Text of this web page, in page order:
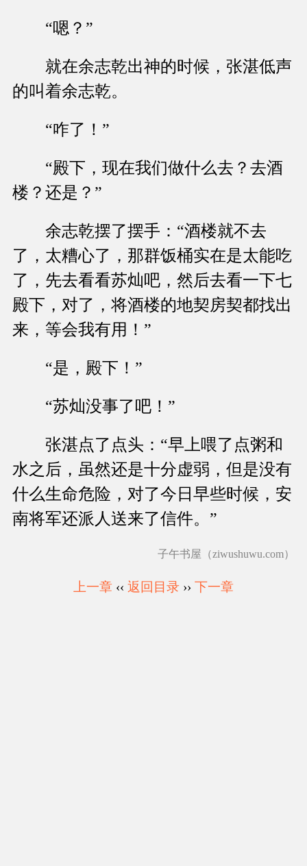
“嗯？”
就在余志乾出神的时候，张湛低声
的叫着余志乾。
“咋了！”
“殿下，现在我们做什么去？去酒
楼？还是？”
余志乾摆了摆手：“酒楼就不去
了，太糟心了，那群饭桶实在是太能吃
了，先去看看苏灿吧，然后去看一下七
殿下，对了，将酒楼的地契房契都找出
来，等会我有用！”
“是，殿下！”
“苏灿没事了吧！”
张湛点了点头：“早上喂了点粥和
水之后，虽然还是十分虚弱，但是没有
什么生命危险，对了今日早些时候，安
南将军还派人送来了信件。”
子午书屋（ziwushuwu.com）
上一章 ‹‹ 返回目录 ›› 下一章